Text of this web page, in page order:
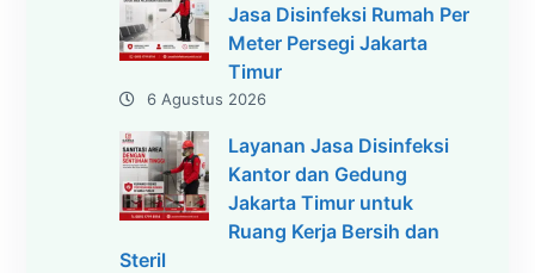
Jasa Disinfeksi Rumah Per
Meter Persegi Jakarta
Timur
6 Agustus 2026
Layanan Jasa Disinfeksi
Kantor dan Gedung
Jakarta Timur untuk
Ruang Kerja Bersih dan
Steril